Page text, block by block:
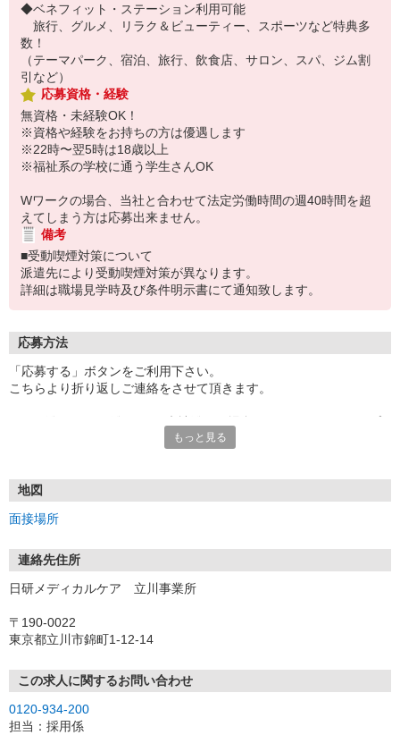
◆ベネフィット・ステーション利用可能
旅行、グルメ、リラク＆ビューティー、スポーツなど特典多
数！
（テーマパーク、宿泊、旅行、飲食店、サロン、スパ、ジム割
引など）
応募資格・経験
無資格・未経験OK！
※資格や経験をお持ちの方は優遇します
※22時〜翌5時は18歳以上
※福祉系の学校に通う学生さんOK
Wワークの場合、当社と合わせて法定労働時間の週40時間を超
えてしまう方は応募出来ません。
備考
■受動喫煙対策について
派遣先により受動喫煙対策が異なります。
詳細は職場見学時及び条件明示書にて通知致します。
応募方法
「応募する」ボタンをご利用下さい。
こちらより折り返しご連絡をさせて頂きます。
もっと見る
地図
面接場所
連絡先住所
日研メディカルケア 立川事業所
〒190-0022
東京都立川市錦町1-12-14
この求人に関するお問い合わせ
0120-934-200
担当：採用係